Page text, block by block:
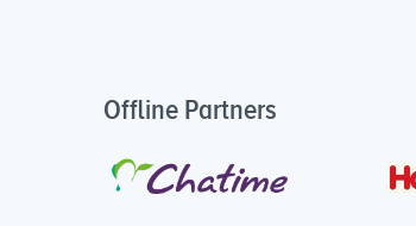
Offline Partners